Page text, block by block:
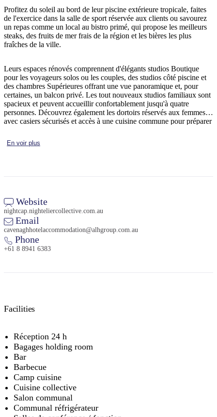
Rechercher:
Sign
up
Profitez du soleil au bord de leur piscine extérieure tropicale, faites
de l'exercice dans la salle de sport réservée aux clients ou savourez
un repas comme un local au bistro primé, qui propose les meilleurs
steaks, des fruits de mer frais de la région et les bières les plus
fraîches de la ville.
Leurs espaces rénovés comprennent d'élégants studios Boutique
pour les voyageurs solos ou les couples, des studios côté piscine et
des chambres Supérieures offrant une vue panoramique et, pour
certaines, un balcon privé. Les tout nouveaux studios familiaux sont
spacieux et peuvent accueillir confortablement jusqu'à quatre
personnes. Découvrez également les dortoirs réservés aux femmes,
avec casiers sécurisés et accès à une cuisine commune pour préparer
En voir plus
Website
nightcap.nighteliercollective.com.au
Email
cavenaghhotelaccommodation@alhgroup.com.au
Phone
+61 8 8941 6383
Facilities
Réception 24 h
Bagages holding room
Bar
Barbecue
Camp cuisine
Cuisine collective
Salon communal
Communal réfrigérateur